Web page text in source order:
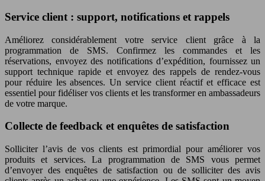
Service client : support, notifications et rappels
Améliorez considérablement votre service client grâce à la
programmation de SMS. Confirmez les commandes et les
réservations, envoyez des notifications d’expédition, fournissez un
support technique rapide et envoyez des rappels de rendez-vous
pour réduire les absences. Un service client réactif et efficace est
essentiel pour fidéliser vos clients et les transformer en ambassadeurs
de votre marque.
Collecte de feedback et enquêtes de satisfaction
Solliciter l’avis de vos clients est primordial pour améliorer vos
produits et services. La programmation de SMS vous permet
d’envoyer des enquêtes de satisfaction ou de solliciter des avis